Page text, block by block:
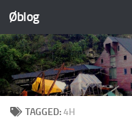
Skip to content
Øblog
TAGGED:4H